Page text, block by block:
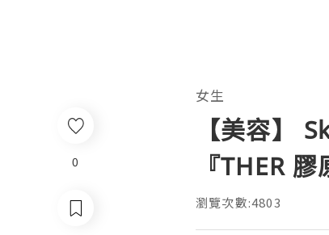
0
女生
【美容】
『THER 膠
瀏覽次數:4803